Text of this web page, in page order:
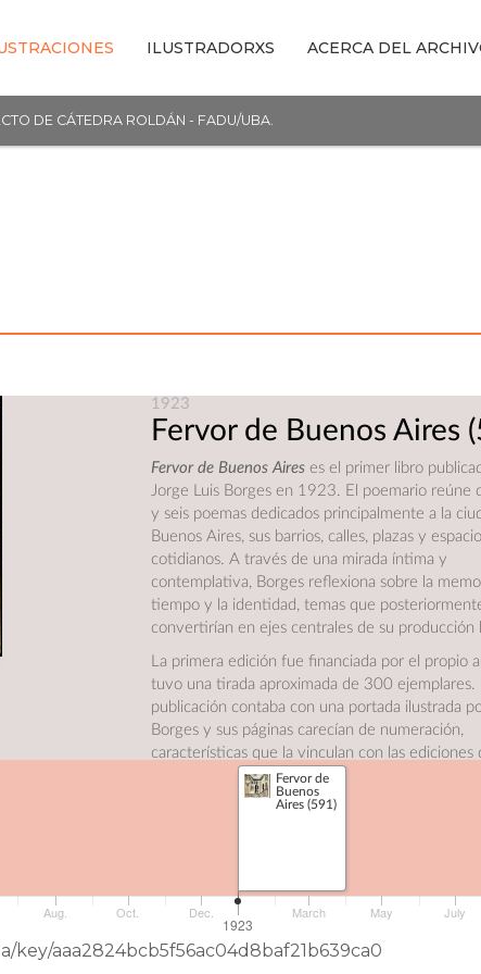
ILUSTRADORXS ACERCA DEL
DE CÁTEDRA ROLDÁN - FADU/UBA.
1923
Fervor de Buenos Aires
Fervor de Buenos Aires es el primer libro
Jorge Luis Borges en 1923. El poemario reúne
y seis poemas dedicados principalmente a la
Buenos Aires, sus barrios, calles, plazas y
cotidianos. A través de una mirada íntima y
contemplativa, Borges reflexiona sobre la
tiempo y la identidad, temas que
convertirían en ejes centrales de su producción
La primera edición fue financiada por el propio
tuvo una tirada aproximada de 300 ejemplares.
publicación contaba con una portada ilustrada
Borges y sus páginas carecían de numeración,
características que la vinculan con las ediciones
vanguardia de la época. Considerada una obra
fundacional dentro de la trayectoria del escritor,
Borges, J. L. (1923). Fervor de Buenos Aires.
Fervor de
Buenos
Aires (591)
1923
Aug. Oct. Dec. March May July
aaa2824bcb5f56ac04d8baf21b639ca0